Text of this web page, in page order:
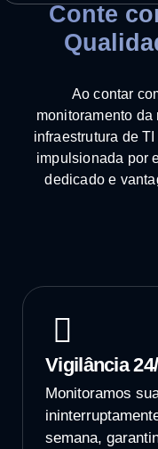
Conte
Ao contar
monitoramento da
infraestrutura de
impulsionada por
dedicado e
Vigilância
Monitoramos
semana,